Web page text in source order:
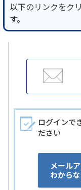
以下のリンクをク
す。
ログインで
ださい
メール
わから